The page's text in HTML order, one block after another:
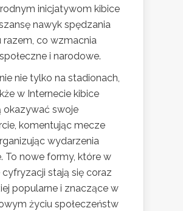
inicjatywom kibice
nawyk spędzania
razem, co wzmacnia
i narodowe.
nie tylko na stadionach,
w Internecie kibice
okazywać swoje
komentując mecze
wydarzenia
To nowe formy, które w
stają się coraz
popularne i znaczące w
życiu społeczeństw